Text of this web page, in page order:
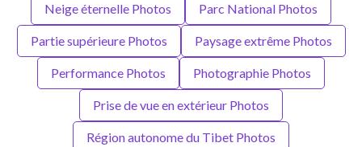
Neige éternelle Photos Parc National Photos
Partie supérieure Photos Paysage extrême Photos
Performance Photos Photographie Photos
Prise de vue en extérieur Photos
Région autonome du Tibet Photos